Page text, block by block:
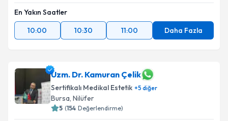
En Yakın Saatler
10:00
10:30 11:00 Daha Fazla
Uzm. Dr. Kamuran Çelik
Sertifikalı Medikal Estetik +5 diğer
Bursa, Nilüfer
5 (154 Değerlendirme)